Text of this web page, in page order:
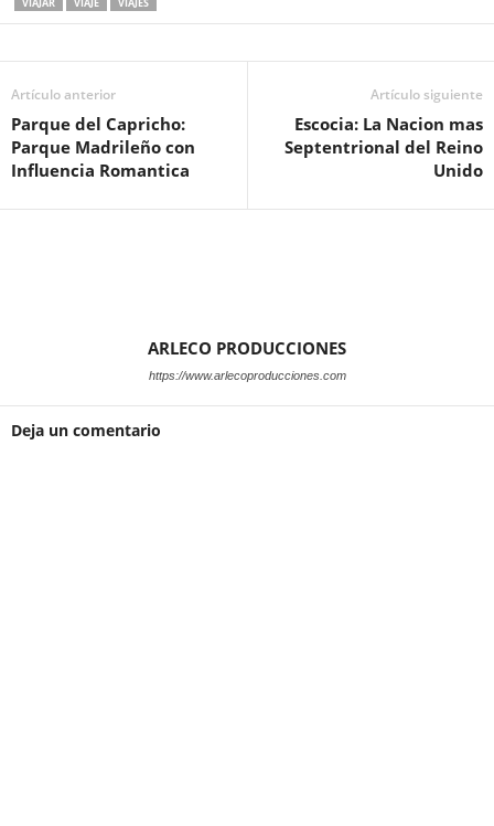
Artículo anterior
Parque del Capricho:
Parque Madrileño con
Influencia Romantica
Artículo siguiente
Escocia: La Nacion mas
Septentrional del Reino
Unido
ARLECO PRODUCCIONES
https://www.arlecoproducciones.com
Deja un comentario